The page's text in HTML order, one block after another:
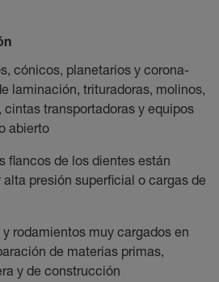
cónicos, planetarios y corona-
laminación, trituradoras, molinos,
cintas transportadoras y equipos
abierto
flancos de los dientes están
presión superficial o cargas de
rodamientos muy cargados en
de materias primas,
y de construcción